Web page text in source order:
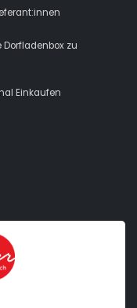
Dorfladenbox zu
Einkaufen